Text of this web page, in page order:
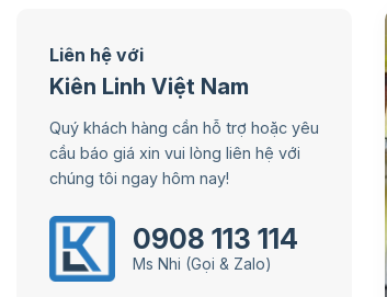
Liên hệ với
Kiên Linh Việt Nam
Quý khách hàng cần hỗ trợ hoặc yêu
cầu báo giá xin vui lòng liên hệ với
chúng tôi ngay hôm nay!
0908 113 114
Ms Nhi (Gọi & Zalo)